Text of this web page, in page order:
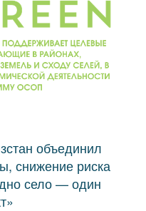
объединил
снижение риска
село — один